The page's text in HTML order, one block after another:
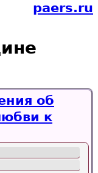
paers.ru
об
к